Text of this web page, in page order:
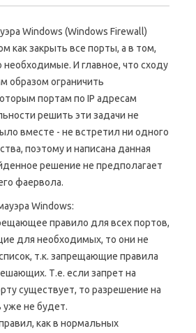
Windows (Windows Firewall)
как закрыть все порты, а в том,
необходимые. И главное, что сходу
образом ограничить
портам по IP адресам
решить эти задачи не
вместе - не встретил ни одного
поэтому и написана данная
решение не предполагает
фаервола.
Windows:
правило для всех портов,
для необходимых, то они не
т.к. запрещающие правила
Т.е. если запрет на
существует, то разрешение на
уже не будет.
как в нормальных